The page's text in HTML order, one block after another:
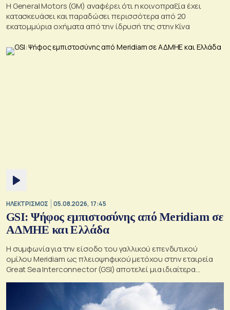
Η General Motors (GM) αναφέρει ότι η κοινοπραξία έχει
κατασκευάσει και παραδώσει περισσότερα από 20
εκατομμύρια οχήματα από την ίδρυσή της στην Κίνα
ΗΛΕΚΤΡΙΣΜΟΣ 05.08.2026, 17:45
GSI: Ψήφος εμπιστοσύνης από Meridiam σε
ΑΔΜΗΕ και Ελλάδα
Η συμφωνία για την είσοδο του γαλλικού επενδυτικού
ομίλου Meridiam ως πλειοψηφικού μετόχου στην εταιρεία
Great Sea Interconnector (GSI) αποτελεί μια ιδιαίτερα
σημαντική εξέλιξη για την ηλεκτρική διασύνδεση Ελλάδας –